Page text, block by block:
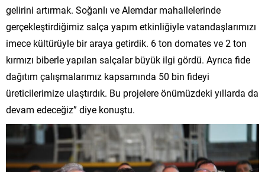
gelirini artırmak. Soğanlı ve Alemdar mahallelerinde
gerçekleştirdiğimiz salça yapım etkinliğiyle vatandaşlarımızı
imece kültürüyle bir araya getirdik. 6 ton domates ve 2 ton
kırmızı biberle yapılan salçalar büyük ilgi gördü. Ayrıca fide
dağıtım çalışmalarımız kapsamında 50 bin fideyi
üreticilerimize ulaştırdık. Bu projelere önümüzdeki yıllarda da
devam edeceğiz” diye konuştu.